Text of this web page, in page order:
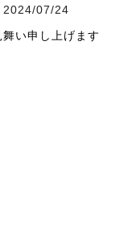
2024/07/24
い申し上げます